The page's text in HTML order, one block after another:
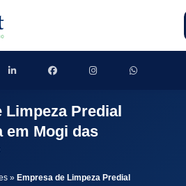
Limpeza Predial
em Mogi das
» Empresa de Limpeza Predial